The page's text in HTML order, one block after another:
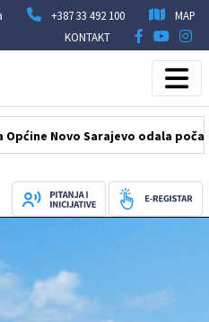
+387 33 492 100
MAP
KONTAKT
Sarajevo odala počast